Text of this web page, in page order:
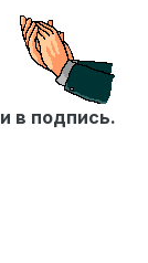
в подпись.